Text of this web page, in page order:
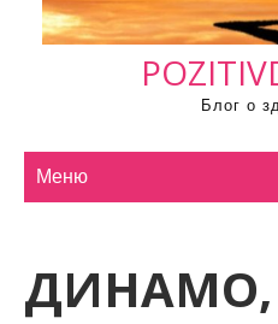
Блог о
Меню
ДИНАМО,